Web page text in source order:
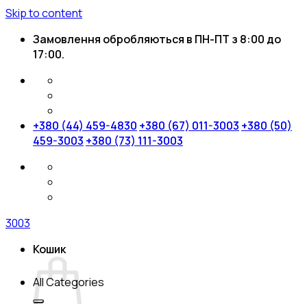
Skip to content
Замовлення обробляються в ПН-ПТ з 8:00 до
17:00.
+380 (44) 459-4830 +380 (67) 011-3003 +380 (50)
459-3003 +380 (73) 111-3003
3003
Кошик
All Categories